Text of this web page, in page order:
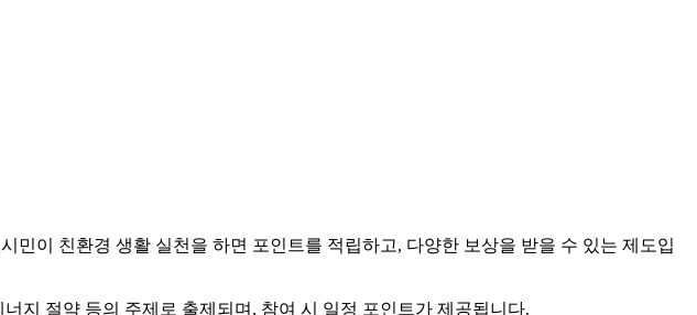
민이 친환경 생활 실천을 하면 포인트를 적립하고, 다양한 보상을 받을 수 있는 제도입
지 절약 등의 주제로 출제되며, 참여 시 일정 포인트가 제공됩니다.